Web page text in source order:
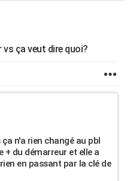
vs ça veut dire quoi?
n'a rien changé au pbl
+ du démarreur et elle a
en passant par la clé de